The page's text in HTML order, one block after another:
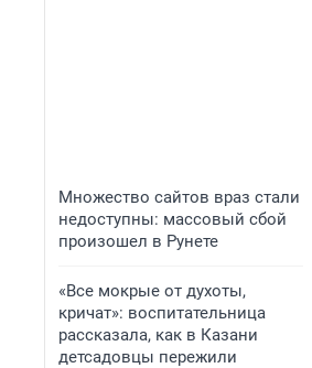
Множество сайтов враз стали
недоступны: массовый сбой
произошел в Рунете
«Все мокрые от духоты,
кричат»: воспитательница
рассказала, как в Казани
детсадовцы пережили